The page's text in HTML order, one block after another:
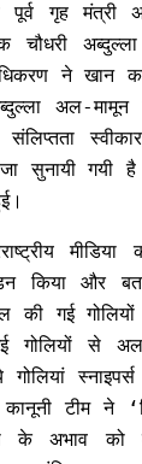
गृह मंत्री
चौधरी
ने खान
अल-मामून
सुनायी गयी
मीडिया
किया और
की गई गोलियों
गई गोलियों से
स्नाइपर्स
टीम ने
के अभाव को